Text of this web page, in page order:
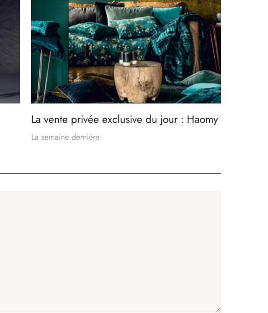
La vente privée exclusive du jour : Haomy
La semaine dernière